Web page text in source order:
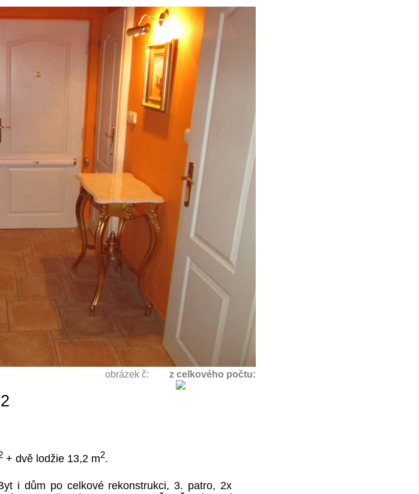
obrázek č: z celkového počtu:
2
+ dvě lodžie 13,2 m2.
i dům po celkové rekonstrukci, 3. patro, 2x